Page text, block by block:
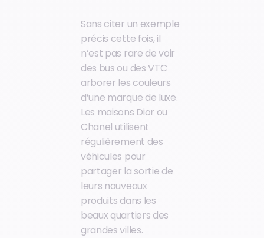
Sans citer un exemple
précis cette fois, il
n’est pas rare de voir
des bus ou des VTC
arborer les couleurs
d’une marque de luxe.
Les maisons Dior ou
Chanel utilisent
régulièrement des
véhicules pour
partager la sortie de
leurs nouveaux
produits dans les
beaux quartiers des
grandes villes.